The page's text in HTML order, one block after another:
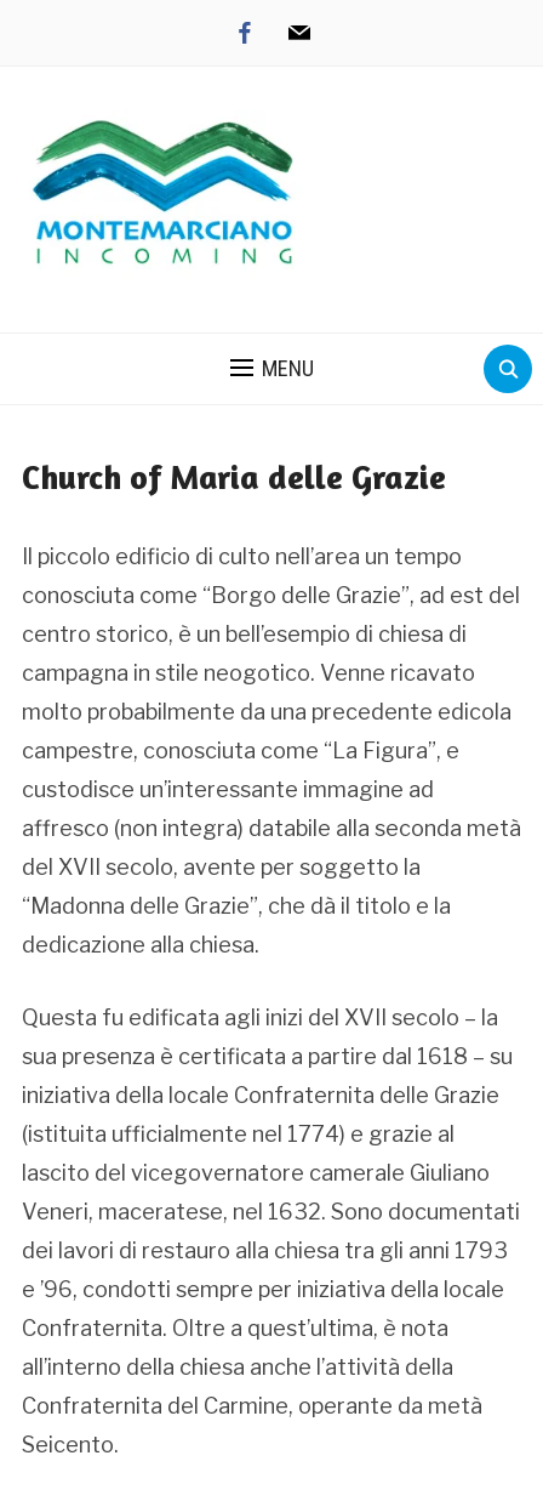
facebook mail
MENU
Church of Maria delle Grazie
Il piccolo edificio di culto nell’area un tempo
conosciuta come “Borgo delle Grazie”, ad est del
centro storico, è un bell’esempio di chiesa di
campagna in stile neogotico. Venne ricavato
molto probabilmente da una precedente edicola
campestre, conosciuta come “La Figura”, e
custodisce un’interessante immagine ad
affresco (non integra) databile alla seconda metà
del XVII secolo, avente per soggetto la
“Madonna delle Grazie”, che dà il titolo e la
dedicazione alla chiesa.
Questa fu edificata agli inizi del XVII secolo – la
sua presenza è certificata a partire dal 1618 – su
iniziativa della locale Confraternita delle Grazie
(istituita ufficialmente nel 1774) e grazie al
lascito del vicegovernatore camerale Giuliano
Veneri, maceratese, nel 1632. Sono documentati
dei lavori di restauro alla chiesa tra gli anni 1793
e ’96, condotti sempre per iniziativa della locale
Confraternita. Oltre a quest’ultima, è nota
all’interno della chiesa anche l’attività della
Confraternita del Carmine, operante da metà
Seicento.